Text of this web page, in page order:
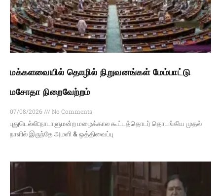
மக்களவையில் தொழில் நிறுவனங்கள் மேம்பாட்டு
மசோதா நிறைவேற்றம்
07/08/2026
No Comments
புதுடெல்லி:நாடாளுமன்ற மழைக்கால கூட்டத்தொடர் தொடங்கிய முதல்
நாளில் இருந்தே அமளி & ஒத்திவைப்பு